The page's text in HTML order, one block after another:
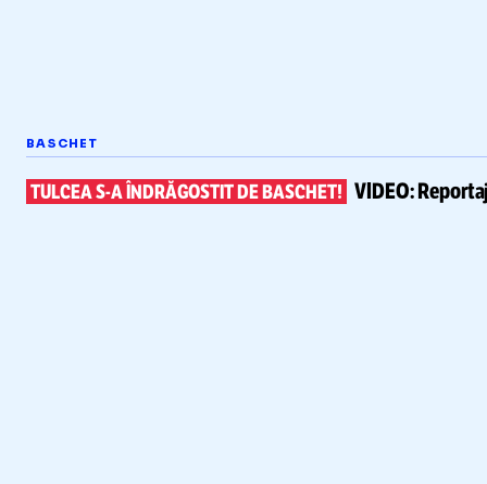
BASCHET
TULCEAS-AÎNDRĂGOSTIT DE BASCHET! VIDEO: